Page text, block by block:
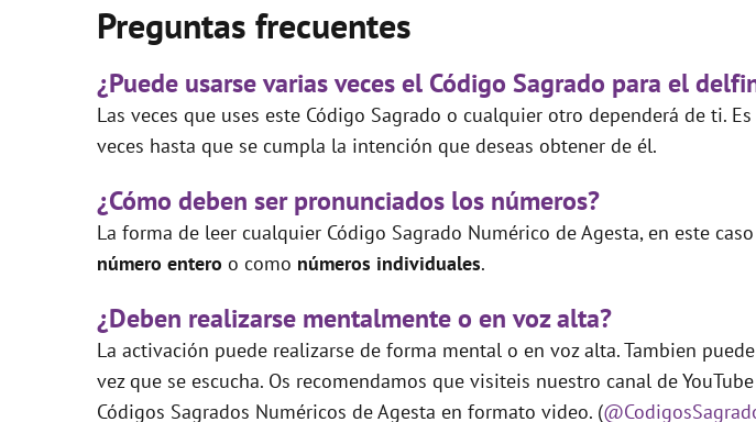
Preguntas frecuentes
¿Puede usarse varias veces el Código Sagrado para el
Las veces que uses este Código Sagrado o cualquier otro dependerá de ti.
veces hasta que se cumpla la intención que deseas obtener de él.
¿Cómo deben ser pronunciados los números?
La forma de leer cualquier Código Sagrado Numérico de Agesta, en este
número entero o como números individuales.
¿Deben realizarse mentalmente o en voz alta?
La activación puede realizarse de forma mental o en voz alta. Tambien
vez que se escucha. Os recomendamos que visiteis nuestro canal de
Códigos Sagrados Numéricos de Agesta en formato video. (